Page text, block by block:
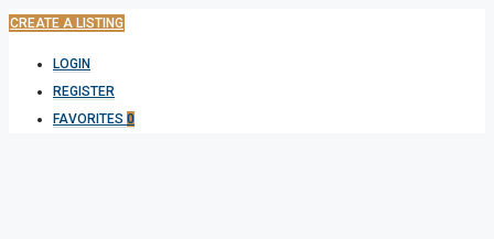
CREATE A LISTING
LOGIN
REGISTER
FAVORITES 0